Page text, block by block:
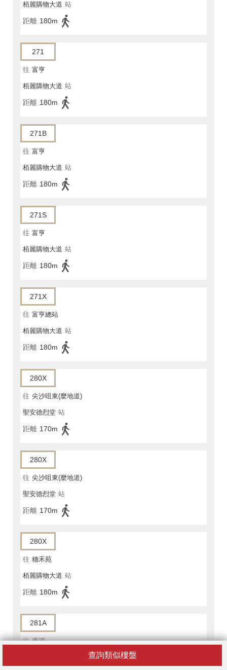
查詢類似樓盤
栢麗購物大道 站
距離 180m
271
往 富亨
栢麗購物大道 站
距離 180m
271B
往 富亨
栢麗購物大道 站
距離 180m
271S
往 富亨
栢麗購物大道 站
距離 180m
271X
往 富亨總站
栢麗購物大道 站
距離 180m
280X
往 尖沙咀東(麼地道)
聖安德烈堂 站
距離 170m
280X
往 尖沙咀東(麼地道)
聖安德烈堂 站
距離 170m
280X
往 穗禾苑
栢麗購物大道 站
距離 180m
281A
往 廣源